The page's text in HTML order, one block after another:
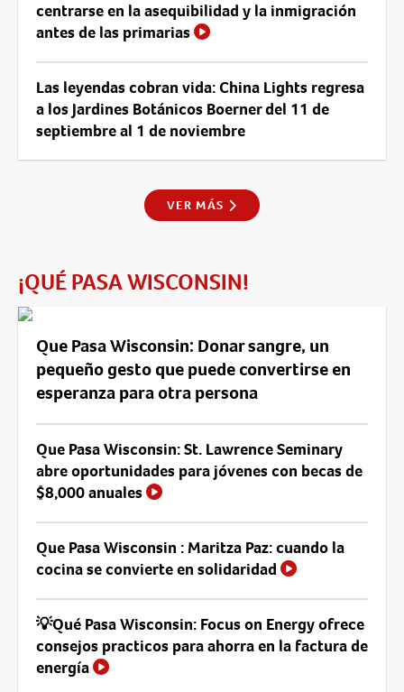
centrarse en la asequibilidad y la inmigración
antes de las primarias
Las leyendas cobran vida: China Lights regresa
a los Jardines Botánicos Boerner del 11 de
septiembre al 1 de noviembre
VER MÁS
¡QUÉ PASA WISCONSIN!
Que Pasa Wisconsin: Donar sangre, un
pequeño gesto que puede convertirse en
esperanza para otra persona
Que Pasa Wisconsin: St. Lawrence Seminary
abre oportunidades para jóvenes con becas de
$8,000 anuales
Que Pasa Wisconsin : Maritza Paz: cuando la
cocina se convierte en solidaridad
💡Qué Pasa Wisconsin: Focus on Energy ofrece
consejos practicos para ahorra en la factura de
energía